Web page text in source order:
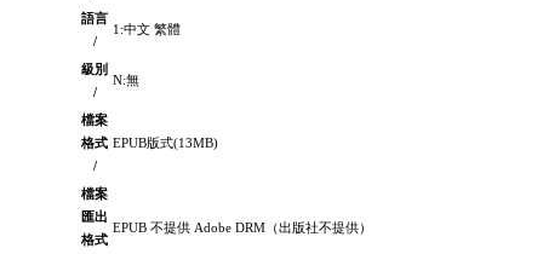
語言
/
1:中文 繁體
級別
/
N:無
檔案
格式
/
EPUB版式(13MB)
檔案
匯出
格式
EPUB 不提供 Adobe DRM（出版社不提供）